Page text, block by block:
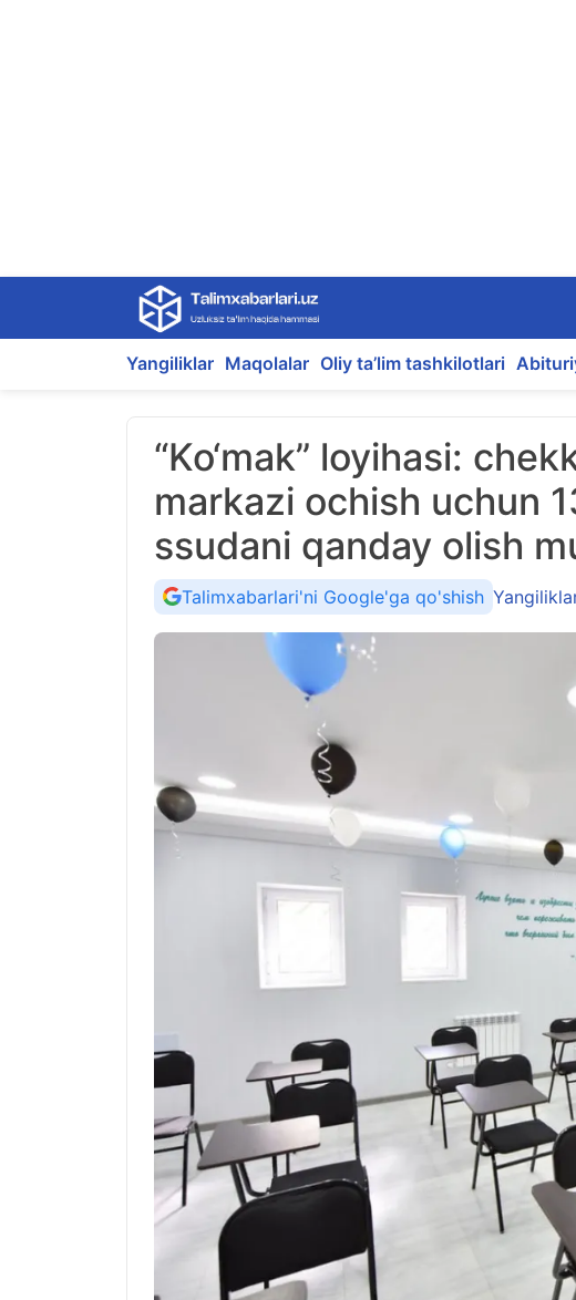
content
Yangiliklar Maqolalar Oliy ta’lim tashkilotlari
“Ko‘mak” loyihasi:
markazi ochish uchun
ssudani qanday olish
Talimxabarlari'ni Google'ga qo'shish